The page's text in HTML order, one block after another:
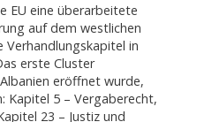
EU eine überarbeitete
auf dem westlichen
Verhandlungskapitel in
erste Cluster
eröffnet wurde,
Kapitel 5 – Vergaberecht,
23 – Justiz und